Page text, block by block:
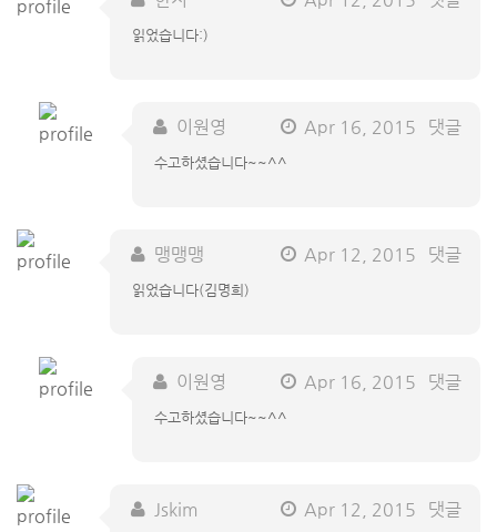
읽었습니다:)
이원영 Apr 16, 2015 댓글
수고하셨습니다~~^^
맹맹맹 Apr 12, 2015 댓글
읽었습니다(김명희)
이원영 Apr 16, 2015 댓글
수고하셨습니다~~^^
Jskim Apr 12, 2015 댓글